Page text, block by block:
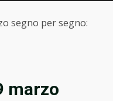
segno per segno:
marzo